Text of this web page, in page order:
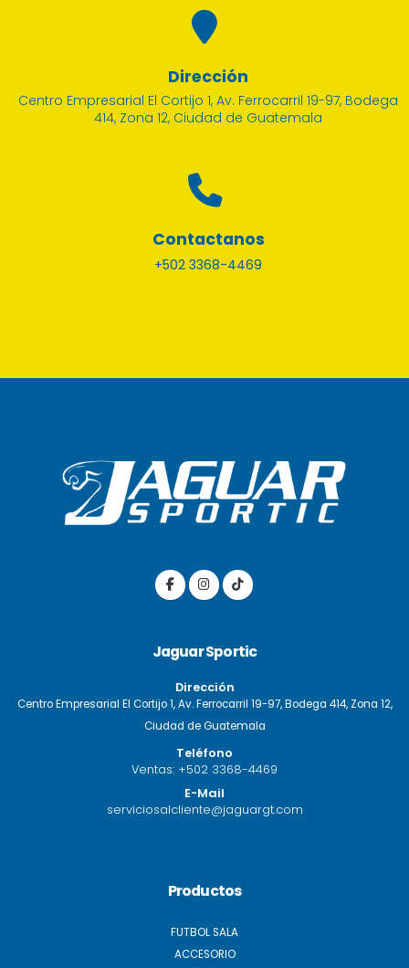
Dirección
Centro Empresarial El Cortijo 1, Av. Ferrocarril 19-97, Bodega
414, Zona 12, Ciudad de Guatemala
Contactanos
+502 3368-4469
Jaguar Sportic
Dirección
Centro Empresarial El Cortijo 1, Av. Ferrocarril 19-97, Bodega 414, Zona 12,
Ciudad de Guatemala
Teléfono
Ventas: +502 3368-4469
E-Mail
serviciosalcliente@jaguargt.com
Productos
FUTBOL SALA
ACCESORIO